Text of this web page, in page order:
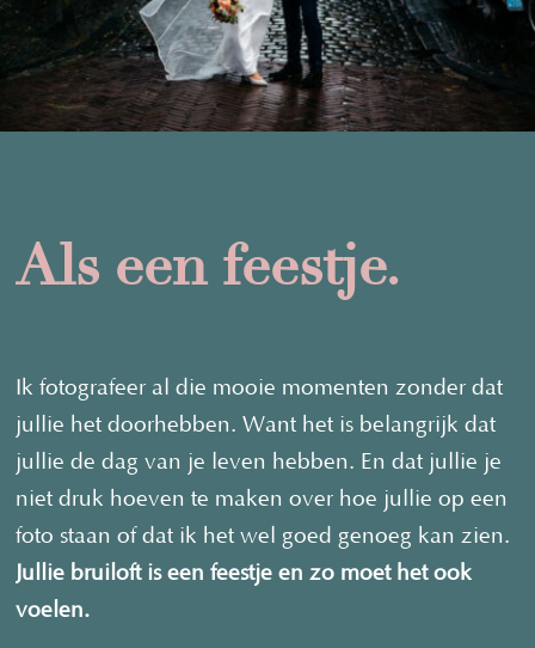
Als een feestje.
Ik fotografeer al die mooie momenten zonder dat
jullie het doorhebben. Want het is belangrijk dat
jullie de dag van je leven hebben. En dat jullie je
niet druk hoeven te maken over hoe jullie op een
foto staan of dat ik het wel goed genoeg kan zien.
Jullie bruiloft is een feestje en zo moet het ook
voelen.